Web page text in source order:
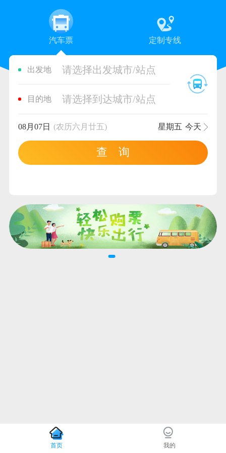
汽车票 定制专线
出发地 请选择出发城市/站点
目的地 请选择到达城市/站点
08月07日 (农历六月廿五) 星期五 今天
查 询
首页 我的